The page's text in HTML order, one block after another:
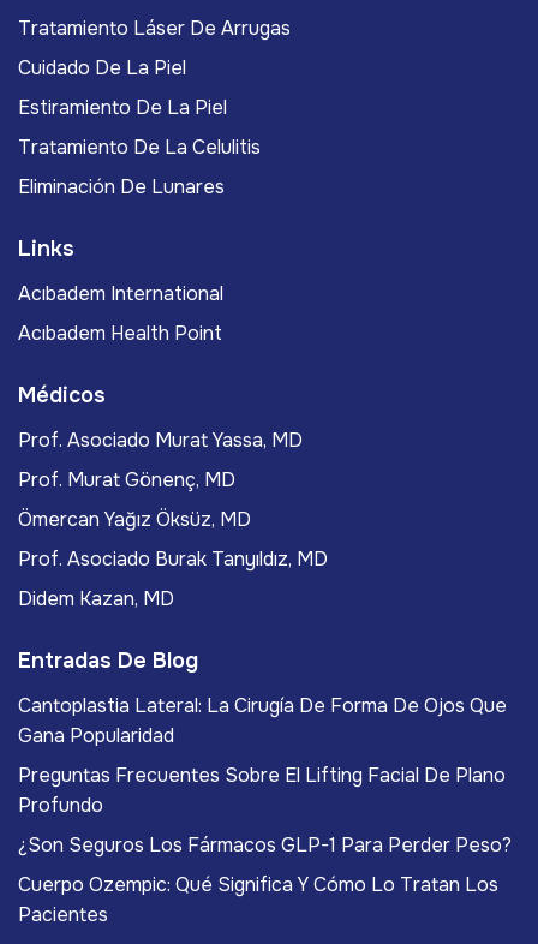
Tratamiento Láser De Arrugas
Cuidado De La Piel
Estiramiento De La Piel
Tratamiento De La Celulitis
Eliminación De Lunares
Links
Acıbadem International
Acıbadem Health Point
Médicos
Prof. Asociado Murat Yassa, MD
Prof. Murat Gönenç, MD
Ömercan Yağız Öksüz, MD
Prof. Asociado Burak Tanyıldız, MD
Didem Kazan, MD
Entradas De Blog
Cantoplastia Lateral: La Cirugía De Forma De Ojos Que
Gana Popularidad
Preguntas Frecuentes Sobre El Lifting Facial De Plano
Profundo
¿Son Seguros Los Fármacos GLP-1 Para Perder Peso?
Cuerpo Ozempic: Qué Significa Y Cómo Lo Tratan Los
Pacientes